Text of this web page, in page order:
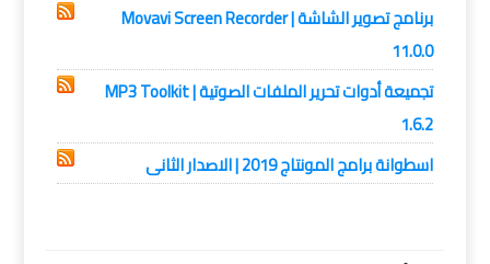
برنامج تصوير الشاشة | Movavi Screen Recorder
11.0.0
تجميعة أدوات تحرير الملفات الصوتية | MP3 Toolkit
1.6.2
اسطوانة برامج المونتاج 2019 | الاصدار الثانى